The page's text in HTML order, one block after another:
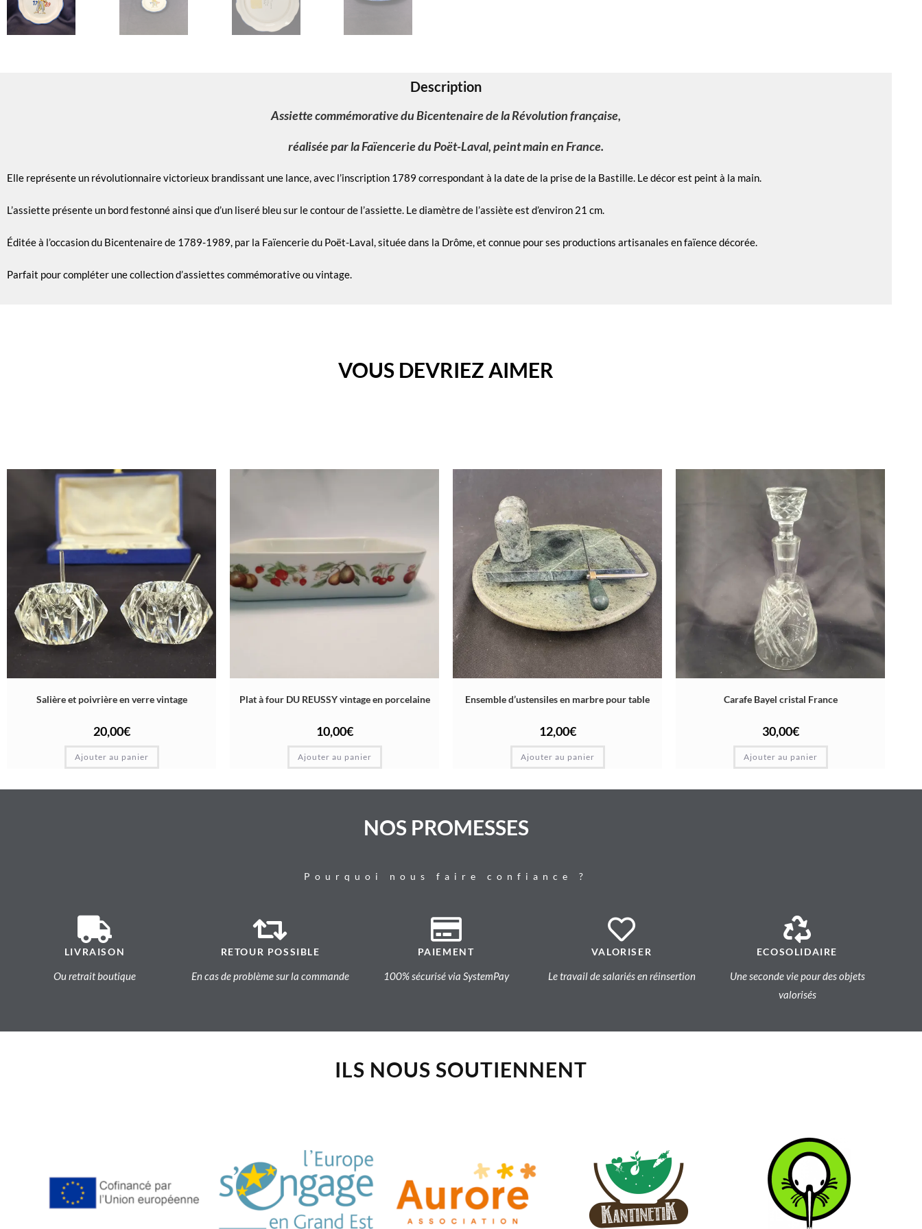
Description
Assiette commémorative du Bicentenaire de la Révolution française,
réalisée par la Faïencerie du Poët-Laval, peint main en France.
Elle représente un révolutionnaire victorieux brandissant une lance, avec l’inscription 1789 correspondant à la date de la prise de la Bastille. Le décor est peint à la main.
L’assiette présente un bord festonné ainsi que d’un liseré bleu sur le contour de l’assiette. Le diamètre de l’assiète est d’environ 21 cm.
Éditée à l’occasion du Bicentenaire de 1789-1989, par la Faïencerie du Poët-Laval, située dans la Drôme, et connue pour ses productions artisanales en faïence décorée.
Parfait pour compléter une collection d’assiettes commémorative ou vintage.
VOUS DEVRIEZ AIMER
Salière et poivrière en verre vintage
20,00€
Ajouter au panier
Plat à four DU REUSSY vintage en porcelaine
10,00€
Ajouter au panier
Ensemble d’ustensiles en marbre pour table
12,00€
Ajouter au panier
Carafe Bayel cristal France
30,00€
Ajouter au panier
NOS PROMESSES
Pourquoi nous faire confiance ?
LIVRAISON
Ou retrait boutique
RETOUR POSSIBLE
En cas de problème sur la commande
PAIEMENT
100% sécurisé via SystemPay
VALORISER
Le travail de salariés en réinsertion
ECOSOLIDAIRE
Une seconde vie pour des objets
valorisés
ILS NOUS SOUTIENNENT